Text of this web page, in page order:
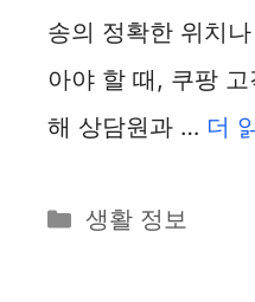
송의 정확한 위치
아야 할 때, 쿠팡
해 상담원과 … 더
카
생활 정보